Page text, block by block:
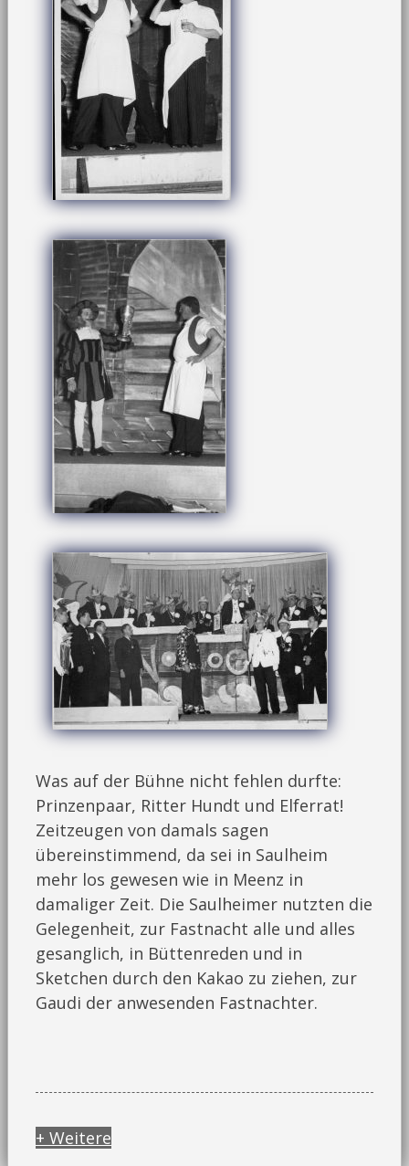
Was auf der Bühne nicht fehlen durfte:
Prinzenpaar, Ritter Hundt und Elferrat!
Zeitzeugen von damals sagen
übereinstimmend, da sei in Saulheim
mehr los gewesen wie in Meenz in
damaliger Zeit. Die Saulheimer nutzten die
Gelegenheit, zur Fastnacht alle und alles
gesanglich, in Büttenreden und in
Sketchen durch den Kakao zu ziehen, zur
Gaudi der anwesenden Fastnachter.
+ Weitere